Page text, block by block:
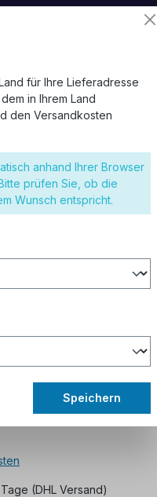
100st. weiß
(DHL Versand)
für Ihre Lieferadresse
in Ihrem Land
den Versandkosten
anhand Ihrer Browser
prüfen Sie, ob die
Wunsch entspricht.
Speichern